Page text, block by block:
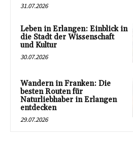
31.07.2026
Leben in Erlangen: Einblick in
die Stadt der Wissenschaft
und Kultur
30.07.2026
Wandern in Franken: Die
besten Routen für
Naturliebhaber in Erlangen
entdecken
29.07.2026